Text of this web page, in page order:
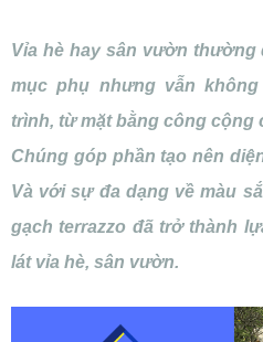
Vỉa hè hay sân vườn
mục phụ nhưng vẫn
trình, từ mặt bằng công cộng
Chúng góp phần tạo nên
Và với sự đa dạng về màu
gạch terrazzo đã trở thành
lát vỉa hè, sân vườn.